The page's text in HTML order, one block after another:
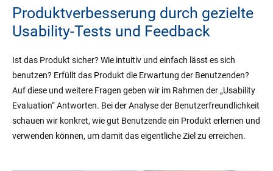
Produktverbesserung durch gezielte
Usability-Tests und Feedback
Ist das Produkt sicher? Wie intuitiv und einfach lässt es sich
benutzen? Erfüllt das Produkt die Erwartung der Benutzenden?
Auf diese und weitere Fragen geben wir im Rahmen der „Usability
Evaluation“ Antworten. Bei der Analyse der Benutzerfreundlichkeit
schauen wir konkret, wie gut Benutzende ein Produkt erlernen und
verwenden können, um damit das eigentliche Ziel zu erreichen.